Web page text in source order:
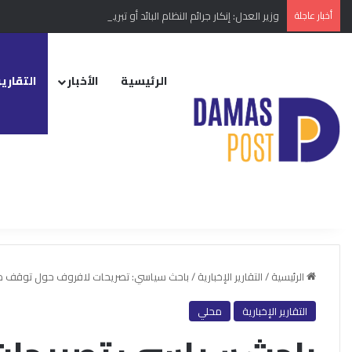
أخبار عاجلة وزير العدل: إنكار جرائم النظام البائد أو تبريرها مخالفة
الرئيسية الأخبار
الرئيسية/التقارير الإخبارية/باحث سياسي: تصريحات لافروف حول توقف
التقارير الإخبارية
محلي